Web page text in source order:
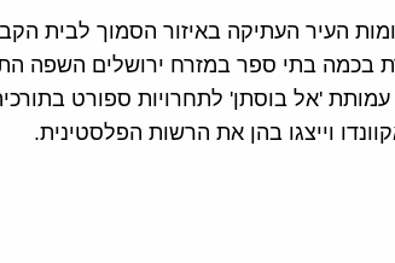
העיר העתיקה באיזור הסמוך לבית
בכמה בתי ספר במזרח ירושלים השפה
'אל בוסתן' לתחרויות ספורט
וייצגו בהן את הרשות הפלסטינית.